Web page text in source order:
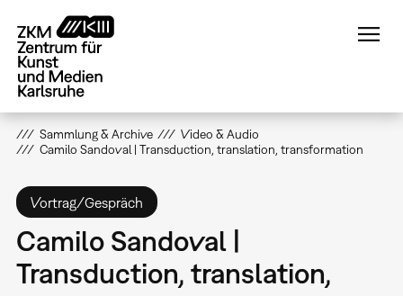
zum
Inhalt
Sammlung & Archive
Video & Audio
Camilo Sandoval | Transduction, translation, transformation
Vortrag/Gespräch
Camilo Sandoval |
Transduction, translation,